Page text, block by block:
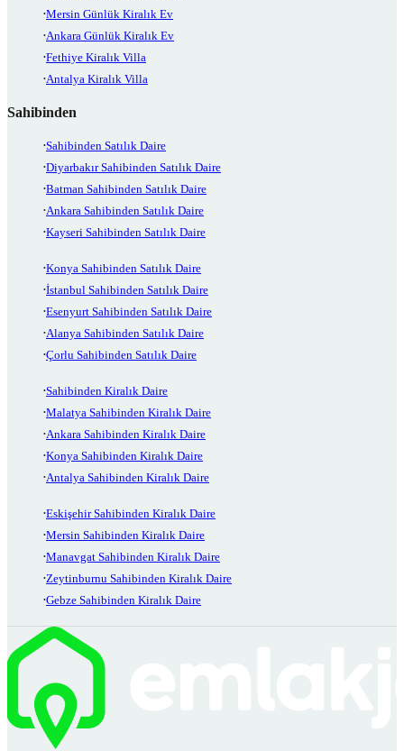
Mersin Günlük Kiralık Ev
Ankara Günlük Kiralık Ev
Fethiye Kiralık Villa
Antalya Kiralık Villa
Sahibinden
Sahibinden Satılık Daire
Diyarbakır Sahibinden Satılık Daire
Batman Sahibinden Satılık Daire
Ankara Sahibinden Satılık Daire
Kayseri Sahibinden Satılık Daire
Konya Sahibinden Satılık Daire
İstanbul Sahibinden Satılık Daire
Esenyurt Sahibinden Satılık Daire
Alanya Sahibinden Satılık Daire
Çorlu Sahibinden Satılık Daire
Sahibinden Kiralık Daire
Malatya Sahibinden Kiralık Daire
Ankara Sahibinden Kiralık Daire
Konya Sahibinden Kiralık Daire
Antalya Sahibinden Kiralık Daire
Eskişehir Sahibinden Kiralık Daire
Mersin Sahibinden Kiralık Daire
Manavgat Sahibinden Kiralık Daire
Zeytinburnu Sahibinden Kiralık Daire
Gebze Sahibinden Kiralık Daire